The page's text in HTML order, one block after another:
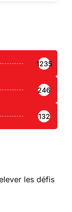
1235
246
132
les défis